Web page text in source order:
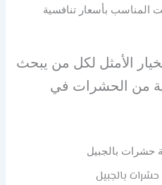
المناسب بأسعار تنافسية
الأمثل لكل من يبحث
من الحشرات في
بالجبيل